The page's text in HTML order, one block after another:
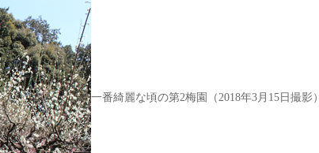
一番綺麗な頃の第2梅園（2018年3月15日撮影）